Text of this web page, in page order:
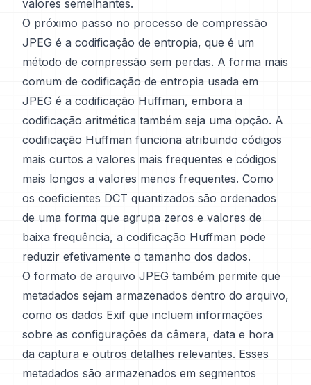
valores semelhantes.
O próximo passo no processo de compressão
JPEG é a codificação de entropia, que é um
método de compressão sem perdas. A forma mais
comum de codificação de entropia usada em
JPEG é a codificação Huffman, embora a
codificação aritmética também seja uma opção. A
codificação Huffman funciona atribuindo códigos
mais curtos a valores mais frequentes e códigos
mais longos a valores menos frequentes. Como
os coeficientes DCT quantizados são ordenados
de uma forma que agrupa zeros e valores de
baixa frequência, a codificação Huffman pode
reduzir efetivamente o tamanho dos dados.
O formato de arquivo JPEG também permite que
metadados sejam armazenados dentro do arquivo,
como os dados Exif que incluem informações
sobre as configurações da câmera, data e hora
da captura e outros detalhes relevantes. Esses
metadados são armazenados em segmentos